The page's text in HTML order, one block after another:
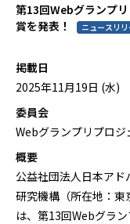
第13回Webグランプ
賞を発表！
ニュースリリ
掲載日
2025年11月19日 (水)
委員会
Webグランプリプロジ
概要
公益社団法人日本ア
研究機構（所在地：東
は、第13回Webグラ